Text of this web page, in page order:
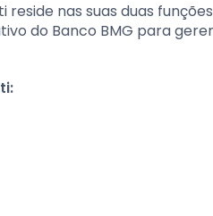
nas suas duas
do Banco BMG para